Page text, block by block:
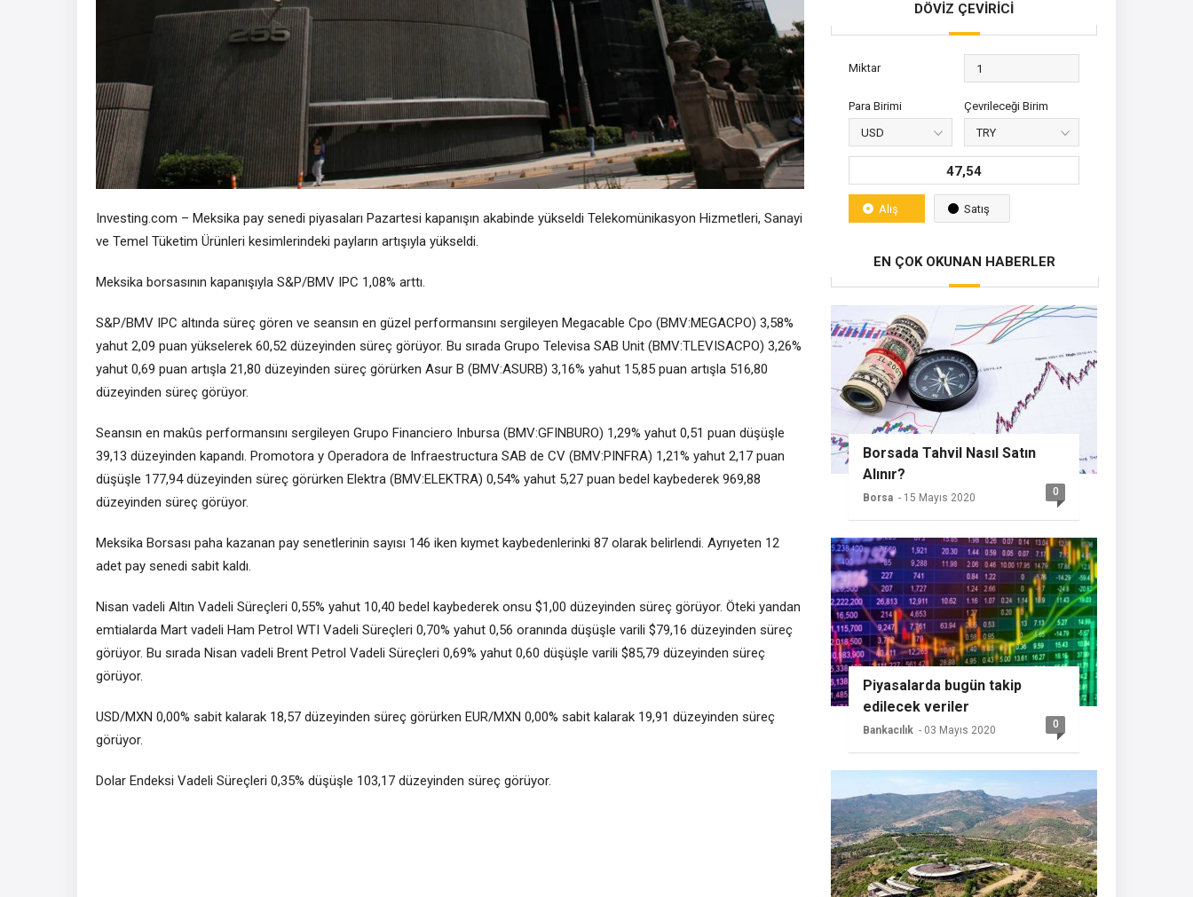
Investing.com – Meksika pay senedi piyasaları Pazartesi kapanışın akabinde yükseldi Telekomünikasyon Hizmetleri, Sanayi
ve Temel Tüketim Ürünleri kesimlerindeki payların artışıyla yükseldi.
Meksika borsasının kapanışıyla S&P/BMV IPC 1,08% arttı.
S&P/BMV IPC altında süreç gören ve seansın en güzel performansını sergileyen Megacable Cpo (BMV:MEGACPO) 3,58%
yahut 2,09 puan yükselerek 60,52 düzeyinden süreç görüyor. Bu sırada Grupo Televisa SAB Unit (BMV:TLEVISACPO) 3,26%
yahut 0,69 puan artışla 21,80 düzeyinden süreç görürken Asur B (BMV:ASURB) 3,16% yahut 15,85 puan artışla 516,80
düzeyinden süreç görüyor.
Seansın en makûs performansını sergileyen Grupo Financiero Inbursa (BMV:GFINBURO) 1,29% yahut 0,51 puan düşüşle
39,13 düzeyinden kapandı. Promotora y Operadora de Infraestructura SAB de CV (BMV:PINFRA) 1,21% yahut 2,17 puan
düşüşle 177,94 düzeyinden süreç görürken Elektra (BMV:ELEKTRA) 0,54% yahut 5,27 puan bedel kaybederek 969,88
düzeyinden süreç görüyor.
Meksika Borsası paha kazanan pay senetlerinin sayısı 146 iken kıymet kaybedenlerinki 87 olarak belirlendi. Ayrıyeten 12
adet pay senedi sabit kaldı.
Nisan vadeli Altın Vadeli Süreçleri 0,55% yahut 10,40 bedel kaybederek onsu $1,00 düzeyinden süreç görüyor. Öteki yandan
emtialarda Mart vadeli Ham Petrol WTI Vadeli Süreçleri 0,70% yahut 0,56 oranında düşüşle varili $79,16 düzeyinden süreç
görüyor. Bu sırada Nisan vadeli Brent Petrol Vadeli Süreçleri 0,69% yahut 0,60 düşüşle varili $85,79 düzeyinden süreç
görüyor.
USD/MXN 0,00% sabit kalarak 18,57 düzeyinden süreç görürken EUR/MXN 0,00% sabit kalarak 19,91 düzeyinden süreç
görüyor.
Dolar Endeksi Vadeli Süreçleri 0,35% düşüşle 103,17 düzeyinden süreç görüyor.
DÖVİZ ÇEVİRİCİ
Miktar
Para Birimi Çevrileceği Birim
47,54
Alış Satış
EN ÇOK OKUNAN HABERLER
Borsada Tahvil Nasıl Satın
Alınır?
Borsa - 15 Mayıs 2020 0
Piyasalarda bugün takip
edilecek veriler
Bankacılık - 03 Mayıs 2020 0